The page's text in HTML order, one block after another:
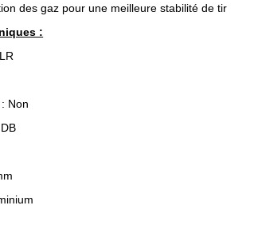
des gaz pour une meilleure stabilité de tir
:
Non